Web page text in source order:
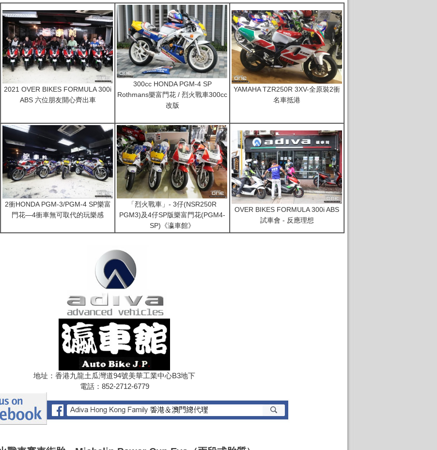
2021 OVER BIKES FORMULA 300i
ABS 六位朋友開心齊出車
300cc HONDA PGM-4 SP
Rothmans樂富門花 / 烈火戰車300cc
改版
YAMAHA TZR250R 3XV-全原裝2衝
名車抵港
2衝HONDA PGM-3/PGM-4 SP樂富
門花—4衝車無可取代的玩樂感
「烈火戰車」- 3仔(NSR250R
PGM3)及4仔SP版樂富門花(PGM4-
SP)《瀛車館》
OVER BIKES FORMULA 300i ABS
試車會 - 反應理想
地址：香港九龍土瓜灣道94號美華工業中心B3地下
電話：852-2712-6779